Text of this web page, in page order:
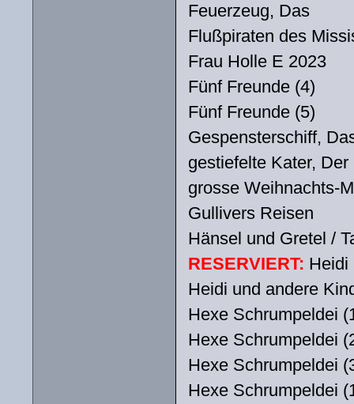
Feuerzeug, Das
Flußpiraten des
Frau Holle E 2023
Fünf Freunde (4)
Fünf Freunde (5)
Gespensterschiff,
gestiefelte Kater, Der
grosse Weihnachts-
Gullivers Reisen
Hänsel und Gretel /
RESERVIERT: Heidi
Heidi und andere
Hexe Schrumpeldei
Hexe Schrumpeldei
Hexe Schrumpeldei
Hexe Schrumpeldei